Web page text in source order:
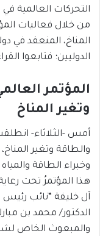
التحركات العالمية
من خلال فعاليات
المناخ، المنعقد في
الدوليين؛ فتابعوا
المؤتمر
وتغير المناخ
أمس -الثلاثاء-
والطاقة وتغير
وخبراء الطاقة
هذا المؤتمرُ تحت
آل خليفة “نائب رئيس
الدكتور/ محمد بن
والمبعوث الخاص